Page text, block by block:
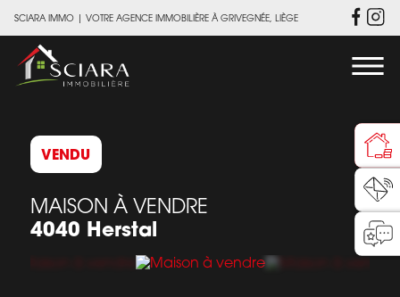
SCIARA IMMO | VOTRE AGENCE IMMOBILIÈRE À GRIVEGNÉE, LIÈGE
VENDU
MAISON À VENDRE
4040 Herstal